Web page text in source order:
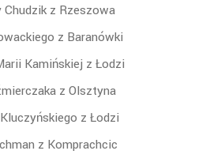
Chudzik z Rzeszowa
z Baranówki
Kamińskiej z Łodzi
z Olsztyna
z Łodzi
z Komprachcic